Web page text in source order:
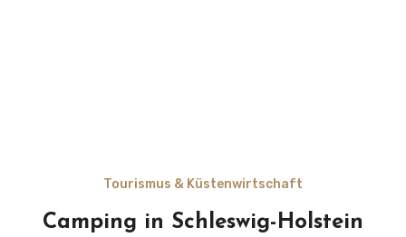
Tourismus & Küstenwirtschaft
Camping in Schleswig-Holstein